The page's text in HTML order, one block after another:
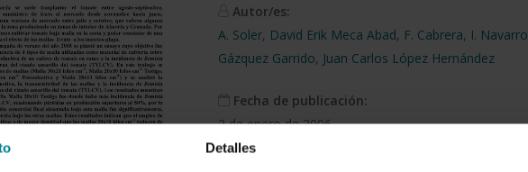
Detalles
Autor/es:
A. Soler, David Erik Meca Abad, F. Cabrera, I. Navarro
Gázquez Garrido, Juan Carlos López Hernández
Fecha de publicación:
2 de enero de 2006